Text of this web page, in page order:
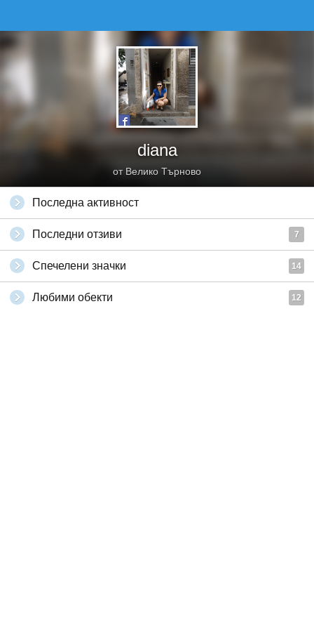
diana
от Велико Търново
Последна активност
Последни отзиви 7
Спечелени значки 14
Любими обекти 12